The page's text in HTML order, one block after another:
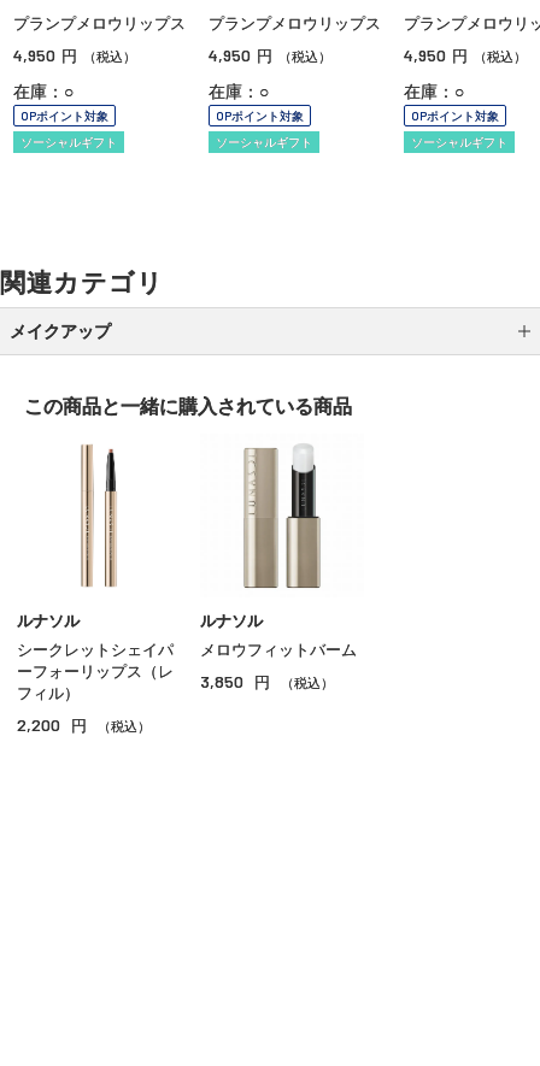
プランプメロウリップス
4,950 円 （税込）
在庫：○
OPポイント対象
ソーシャルギフト
プランプメロウリップス
4,950 円 （税込）
在庫：○
OPポイント対象
ソーシャルギフト
プランプメロウリ
4,950 円 （税込）
在庫：○
OPポイント対象
ソーシャルギフト
関連カテゴリ
メイクアップ
アイブロウ
グロス
チーク
シェーディング・ハイライト
この商品と一緒に購入されている商品
ルナソル
シークレットシェイパ
ーフォーリップス（レ
フィル）
2,200 円 （税込）
ルナソル
メロウフィットバーム
3,850 円 （税込）